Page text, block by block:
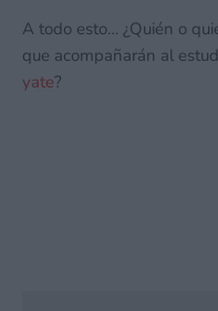
A todo esto… ¿Quién o
que acompañarán al
yate?